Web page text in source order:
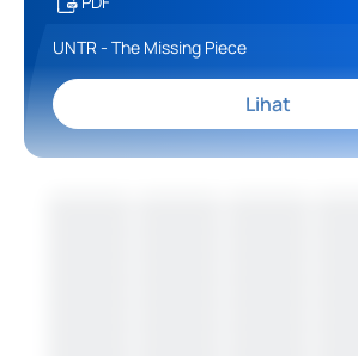
UNTR - The Missing Piece
Lihat